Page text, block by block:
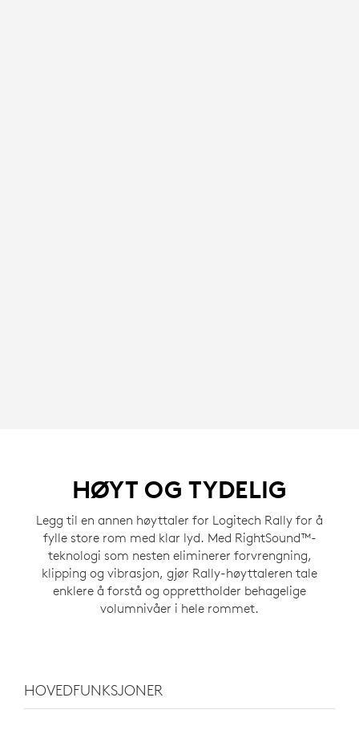
HØYT OG TYDELIG
Legg til en annen høyttaler for Logitech Rally for å
fylle store rom med klar lyd. Med RightSound™-
teknologi som nesten eliminerer forvrengning,
klipping og vibrasjon, gjør Rally-høyttaleren tale
enklere å forstå og opprettholder behagelige
volumnivåer i hele rommet.
HOVEDFUNKSJONER